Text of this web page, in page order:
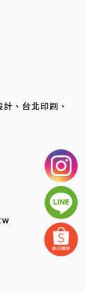
、台北印刷、